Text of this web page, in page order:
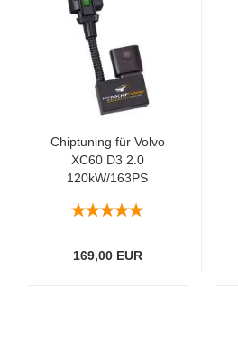
Chiptuning für Volvo
XC60 D3 2.0
120kW/163PS
169,00 EUR